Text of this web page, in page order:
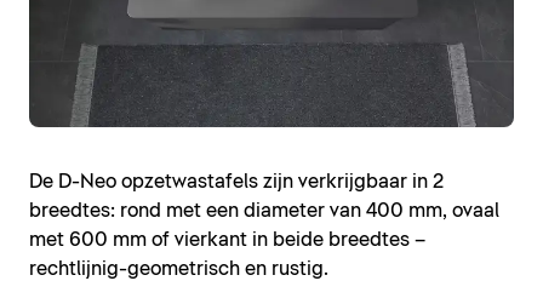
De D-Neo opzetwastafels zijn verkrijgbaar in 2
breedtes: rond met een diameter van 400 mm, ovaal
met 600 mm of vierkant in beide breedtes –
rechtlijnig-geometrisch en rustig.